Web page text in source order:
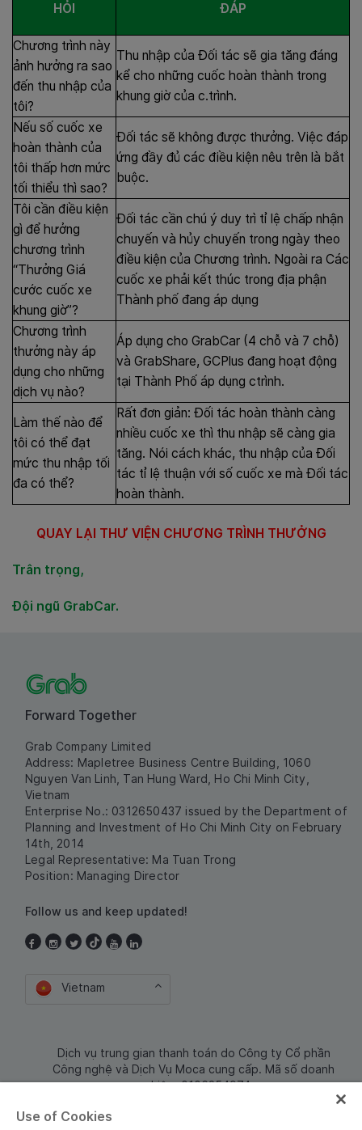
HỎI ĐÁP
Chương trình này
ảnh hưởng ra sao
đến thu nhập của
tôi?
Thu nhập của Đối tác sẽ gia tăng đáng
kể cho những cuốc hoàn thành trong
khung giờ của c.trình.
Nếu số cuốc xe
hoàn thành của
tôi thấp hơn mức
tối thiểu thì sao?
Đối tác sẽ không được thưởng. Việc đáp
ứng đầy đủ các điều kiện nêu trên là bắt
buộc.
Tôi cần điều kiện
gì để hưởng
chương trình
“Thưởng Giá
cước cuốc xe
khung giờ”?
Đối tác cần chú ý duy trì tỉ lệ chấp nhận
chuyến và hủy chuyến trong ngày theo
điều kiện của Chương trình. Ngoài ra Các
cuốc xe phải kết thúc trong địa phận
Thành phố đang áp dụng
Chương trình
thưởng này áp
dụng cho những
dịch vụ nào?
Áp dụng cho GrabCar (4 chỗ và 7 chỗ)
và GrabShare, GCPlus đang hoạt động
tại Thành Phố áp dụng ctrình.
Làm thế nào để
tôi có thể đạt
mức thu nhập tối
đa có thể?
Rất đơn giản: Đối tác hoàn thành càng
nhiều cuốc xe thì thu nhập sẽ càng gia
tăng. Nói cách khác, thu nhập của Đối
tác tỉ lệ thuận với số cuốc xe mà Đối tác
hoàn thành.
QUAY LẠI THƯ VIỆN CHƯƠNG TRÌNH THƯỞNG
Trân trọng,
Đội ngũ GrabCar.
Forward Together
Grab Company Limited
Address: Mapletree Business Centre Building, 1060
Nguyen Van Linh, Tan Hung Ward, Ho Chi Minh City,
Vietnam
Enterprise No.: 0312650437 issued by the Department of
Planning and Investment of Ho Chi Minh City on February
14th, 2014
Legal Representative: Ma Tuan Trong
Position: Managing Director
Follow us and keep updated!
Vietnam
Dịch vụ trung gian thanh toán do Công ty Cổ phần
Công nghệ và Dịch Vụ Moca cung cấp. Mã số doanh
nghiệp: 0106254974
Use of Cookies